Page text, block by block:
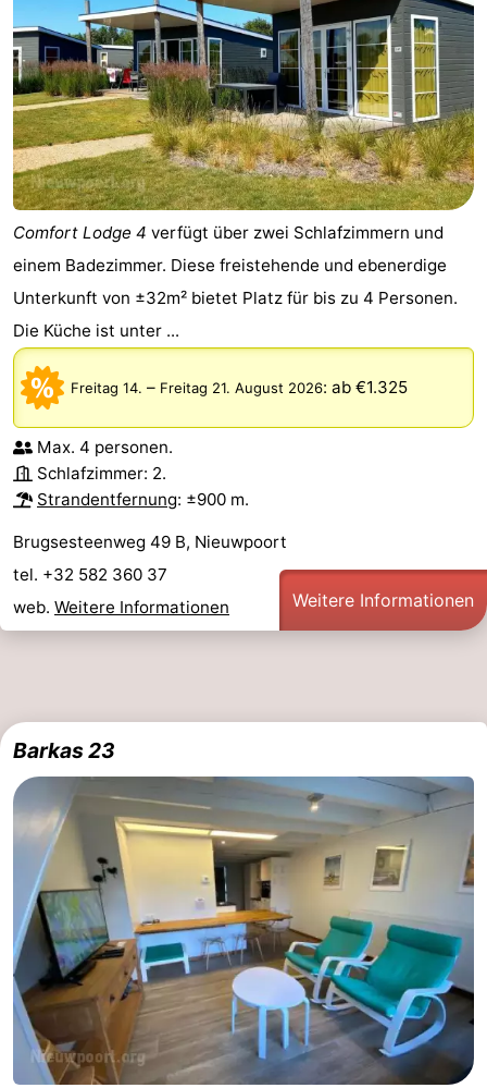
Spielplätze
Minigolfplätze
Wellness-
Zentren
Dörfer
&
Städte
Natur
Sport
-
Schwimmbader
-
Radfahren
-
Wandern
-
Reiten
-
Golfplatze
-
und
trinken
Veranstaltungen
Praktisch
Route
Parken
-
Küstetram
Medizin
Adressen
Region
Westflandern
-
Brügge
Comfort Lodge 4 verfügt über zwei Schlafzimmern und
einem Badezimmer. Diese freistehende und ebenerdige
Unterkunft von ±32m² bietet Platz für bis zu 4 Personen.
Die Küche ist unter ...
Freitag 14. – Freitag 21. August 2026: ab €1.325
Max. 4 personen.
Schlafzimmer: 2.
Strandentfernung: ±900 m.
Brugsesteenweg 49 B, Nieuwpoort
tel. +32 582 360 37
web. Weitere Informationen Weitere Informationen
Barkas 23